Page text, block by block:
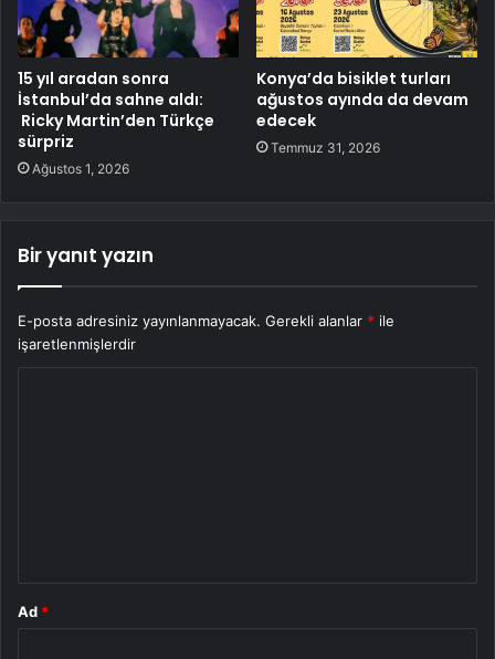
15 yıl aradan sonra
İstanbul’da sahne aldı:
Ricky Martin’den Türkçe
sürpriz
Ağustos 1, 2026
Konya’da bisiklet turları
ağustos ayında da devam
edecek
Temmuz 31, 2026
Bir yanıt yazın
E-posta adresiniz yayınlanmayacak. Gerekli alanlar * ile
işaretlenmişlerdir
Ad *